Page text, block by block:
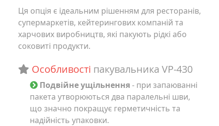
Ця опція є ідеальним рішенням для ресторанів,
супермаркетів, кейтерингових компаній та
харчових виробництв, які пакують рідкі або
соковиті продукти.
Особливості пакувальника VP-430
Подвійне ущільнення- при запаюванні
пакета утворюються два паралельні шви,
що значно покращує герметичність та
надійність упаковки.